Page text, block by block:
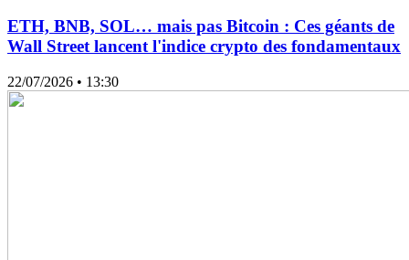
ETH, BNB, SOL… mais pas Bitcoin : Ces géants de
Wall Street lancent l'indice crypto des fondamentaux
22/07/2026 • 13:30